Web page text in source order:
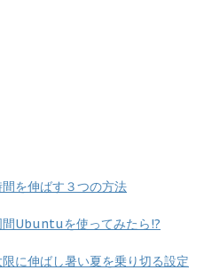
を伸ばす３つの方法
Ubuntuを使ってみたら!?
に伸ばし暑い夏を乗り切る設定